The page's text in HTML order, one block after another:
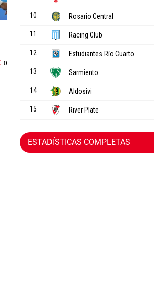
0
ESTADÍSTICAS COMPLETAS